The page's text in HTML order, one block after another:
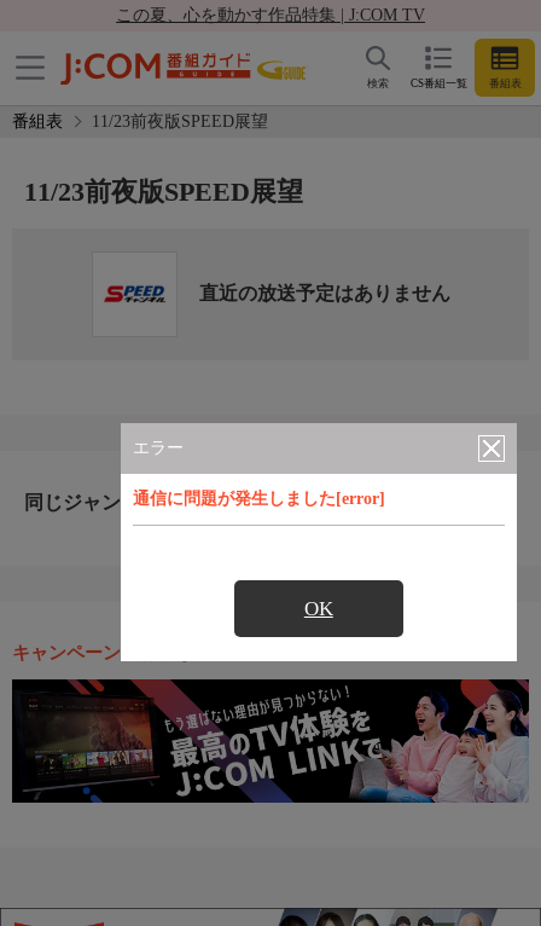
この夏、心を動かす作品特集 | J:COM TV
CS番組一覧 番組表
検索
番組表 11/23前夜版SPEED展望
エラー
通信に問題が発生しました[error]
OK
11/23前夜版SPEED展望
直近の放送予定はありません
同じジャンルのおすすめ番組
キャンペーン・お得な情報